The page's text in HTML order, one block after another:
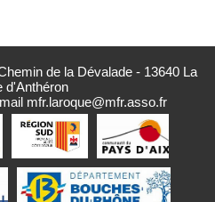
de la Dévalade - 13640 La
d'Anthéron
mfr.laroque@mfr.asso.fr